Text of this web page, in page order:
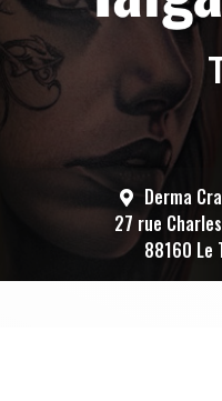
Derma
27 rue
88160 Le